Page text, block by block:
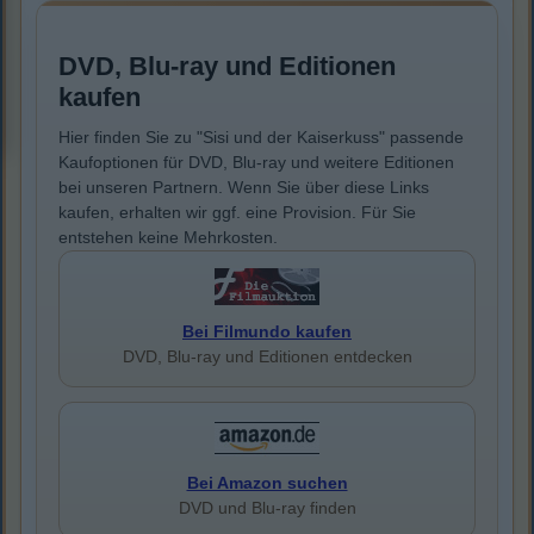
DVD, Blu-ray und Editionen
kaufen
Hier finden Sie zu "Sisi und der Kaiserkuss" passende
Kaufoptionen für DVD, Blu-ray und weitere Editionen
bei unseren Partnern. Wenn Sie über diese Links
kaufen, erhalten wir ggf. eine Provision. Für Sie
entstehen keine Mehrkosten.
Bei Filmundo kaufen
DVD, Blu-ray und Editionen entdecken
Bei Amazon suchen
DVD und Blu-ray finden